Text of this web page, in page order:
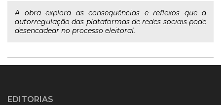
A obra explora as consequências e reflexos que a
autorregulação das plataformas de redes sociais pode
desencadear no processo eleitoral.
EDITORIAS